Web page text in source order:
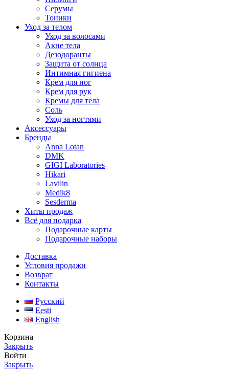
Серумы
Тоники
Уход за телом
Уход за волосами
Акне тела
Дезодоранты
Защита от солнца
Интимная гигиена
Крем для ног
Крем для рук
Кремы для тела
Соль
Уход за ногтями
Аксессуары
Бренды
Anna Lotan
DMK
GIGI Laboratories
Hikari
Lavilin
Medik8
Sesderma
Хиты продаж
Всё для подарка
Подарочные карты
Подарочные наборы
Доставка
Условия продажи
Возврат
Контакты
Русский
Eesti
English
Корзина
Закрыть
Войти
Закрыть